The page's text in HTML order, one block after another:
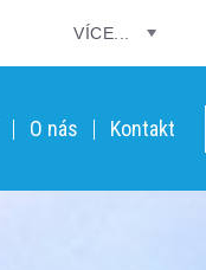
VÍCE...
O nás Kontakt